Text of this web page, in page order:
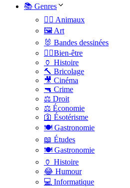
📚 Genres
🐕‍🦺 Animaux
🖼️ Art
🐰 Bandes dessinées
🧑‍⚕️Bien-être
🏺 Histoire
🔨 Bricolage
🎥 Cinéma
🔫 Crime
⚖️ Droit
⚖️ Économie
🛐 Ésotérisme
🍽️ Gastronomie
📖 Études
🍽️ Gastronomie
🏺 Histoire
😂 Humour
💻 Informatique